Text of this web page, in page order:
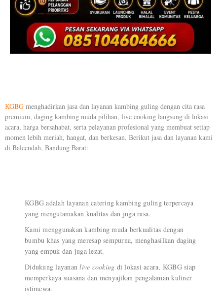
KGBG menghadirkan jasa dan layanan kambing guling dengan cita rasa
premium, daging kambing muda pilihan, live cooking langsung di lokasi
acara, harga bersahabat, serta pelayanan profesional yang membuat setiap
momen lebih meriah, hangat, dan berkesan. Berikut jasa dan layanan kami
di Baleendah, Bandung Barat:
KGBG adalah layanan catering kambing guling terpercaya
yang mengutamakan kualitas dan juga rasa.
Kami menggunakan kambing muda berkualitas dengan
bumbu khas yang meresap sempurna, menghasilkan daging
yang empuk dan juga lezat.
Didukung layananlive cooking di lokasi acara, KGBG siap
memperkaya suasana dan menyajikan pengalaman kuliner
istimewa.